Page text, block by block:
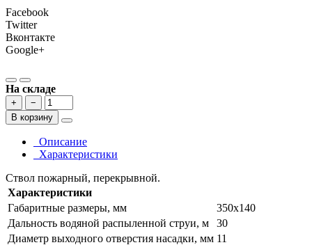
Facebook
Twitter
Вконтакте
Google+
На складе
+
−
В корзину
Описание
Характеристики
Ствол пожарный, перекрывной.
Характеристики
Габаритные размеры, мм
350х140
Дальность водяной распыленной струи, м
30
Диаметр выходного отверстия насадки, мм 11